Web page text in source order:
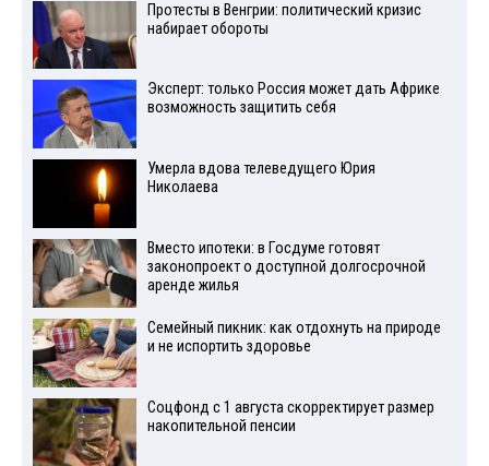
Протесты в Венгрии: политический кризис
набирает обороты
Эксперт: только Россия может дать Африке
возможность защитить себя
Умерла вдова телеведущего Юрия
Николаева
Вместо ипотеки: в Госдуме готовят
законопроект о доступной долгосрочной
аренде жилья
Семейный пикник: как отдохнуть на природе
и не испортить здоровье
Соцфонд с 1 августа скорректирует размер
накопительной пенсии